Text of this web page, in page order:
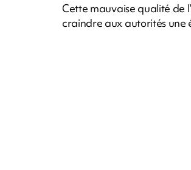
Cette mauvaise qualité de
craindre aux autorités une